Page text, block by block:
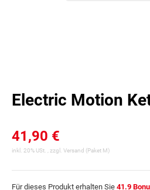
Electric Motion
41,90 €
inkl. 20% USt. , zzgl. Versand (Paket M)
Für dieses Produkt erhalten Sie 41.9